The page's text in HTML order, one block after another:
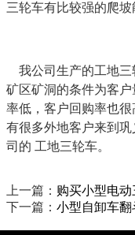
三轮车有比较强的爬坡
我公司生产的工地三
矿区矿洞的条件为客
率低，客户回购率也
有很多外地客户来到
司的 工地三轮车。
上一篇： 购买小型电
下一篇： 小型自卸车